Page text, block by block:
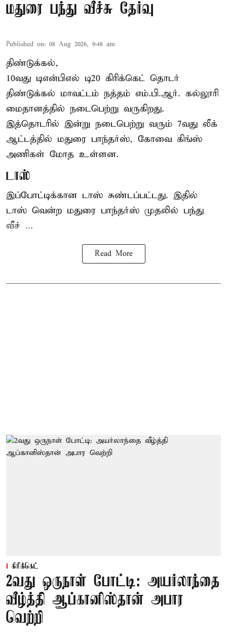
மதுரை பந்து வீச்சு தேர்வு
Published on: 08 Aug 2026, 9:48 am
திண்டுக்கல்,
10வது டிஎன்பிஎல் டி20 கிரிக்கெட் தொடர்
திண்டுக்கல் மாவட்டம் நத்தம் எம்.பி.ஆர். கல்லூரி
மைதானத்தில் நடைபெற்று வருகிறது.
இத்தொடரில் இன்று நடைபெற்று வரும் 7வது லீக்
ஆட்டத்தில் மதுரை பாந்தர்ஸ், கோவை கிங்ஸ்
அணிகள் மோத உள்ளன.
டாஸ்
இப்போட்டிக்கான டாஸ் சுண்டப்பட்டது. இதில்
டாஸ் வென்ற மதுரை பாந்தர்ஸ் முதலில் பந்து
வீச் ...
Read More
கிரிக்கெட்
2வது ஒருநாள் போட்டி: அயர்லாந்தை
வீழ்த்தி ஆப்கானிஸ்தான் அபார
வெற்றி